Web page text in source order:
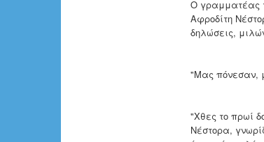
Ο γραμματέας
Αφροδίτη
δηλώσεις,
"Μας πόνεσαν,
"Χθες το πρωί
Νέστορα,